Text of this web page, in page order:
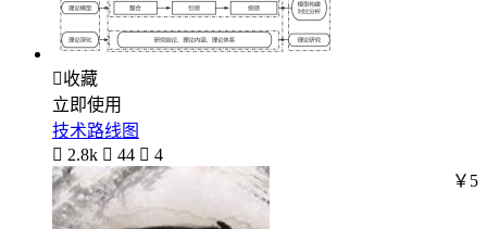
收藏
立即使用
技术路线图
 2.8k  44  4
￥5